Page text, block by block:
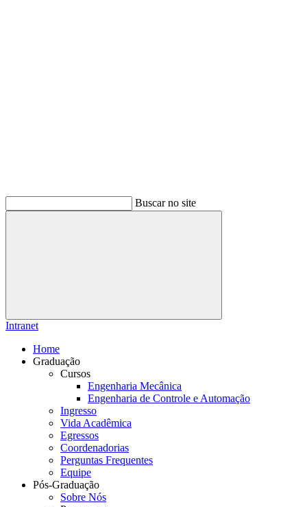
Buscar no site
Buscar
Intranet
Home
Graduação
Cursos
Engenharia Mecânica
Engenharia de Controle e Automação
Ingresso
Vida Acadêmica
Egressos
Coordenadorias
Perguntas Frequentes
Equipe
Pós-Graduação
Sobre Nós